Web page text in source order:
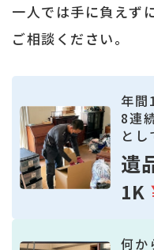
一人では手に負えず
ご相談ください。
年間
8連
とし
遺
1K
何か